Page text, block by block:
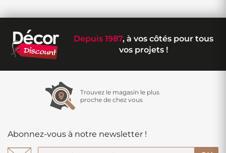
Depuis 1987, à vos côtés pour tous
vos projets !
Trouvez le magasin le plus
proche de chez vous
Abonnez-vous à notre newsletter !